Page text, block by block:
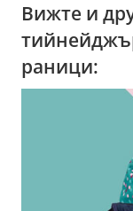
Вижте и
раници: